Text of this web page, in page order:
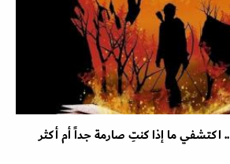
بمناسبة يوم الأم 2024.. اكتشفي ما إذا كنتِ صارمة جداً أم أكثر